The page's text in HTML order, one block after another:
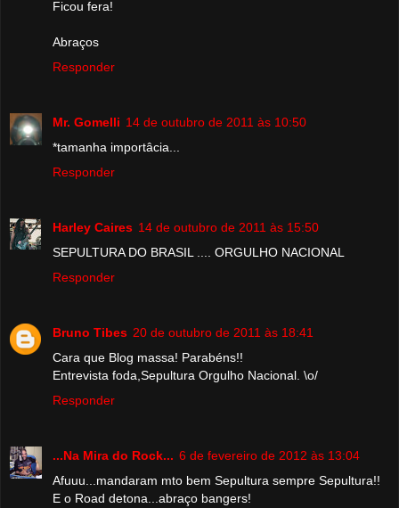
Ficou fera!
Abraços
Responder
Mr. Gomelli 14 de outubro de 2011 às 10:50
*tamanha importâcia...
Responder
Harley Caires 14 de outubro de 2011 às 15:50
SEPULTURA DO BRASIL .... ORGULHO NACIONAL
Responder
Bruno Tibes 20 de outubro de 2011 às 18:41
Cara que Blog massa! Parabéns!!
Entrevista foda,Sepultura Orgulho Nacional. \o/
Responder
...Na Mira do Rock... 6 de fevereiro de 2012 às 13:04
Afuuu...mandaram mto bem Sepultura sempre Sepultura!!
E o Road detona...abraço bangers!